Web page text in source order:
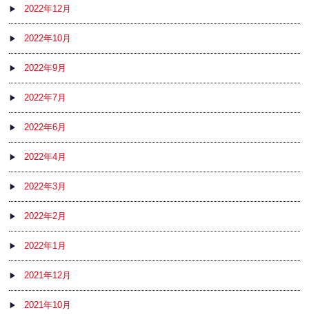
2022年12月
2022年10月
2022年9月
2022年7月
2022年6月
2022年4月
2022年3月
2022年2月
2022年1月
2021年12月
2021年10月